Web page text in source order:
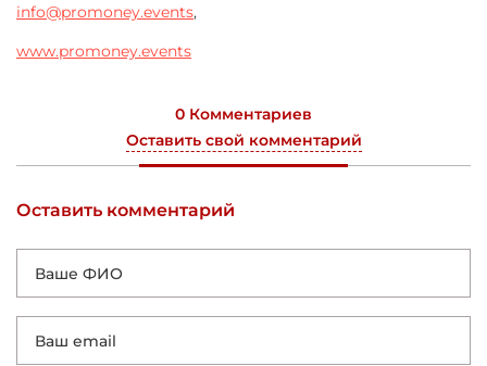
info@promoney.events,
www.promoney.events
0 Комментариев
Оставить свой комментарий
Оставить комментарий